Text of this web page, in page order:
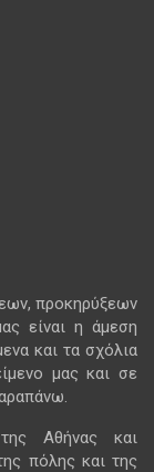
προκηρύξεων
είναι η άμεση
και τα σχόλια
μας και σε
Αθήνας και
πόλης και της